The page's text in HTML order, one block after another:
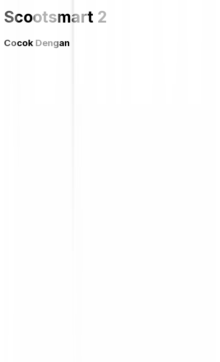
Scootsmart 2
Cocok Dengan